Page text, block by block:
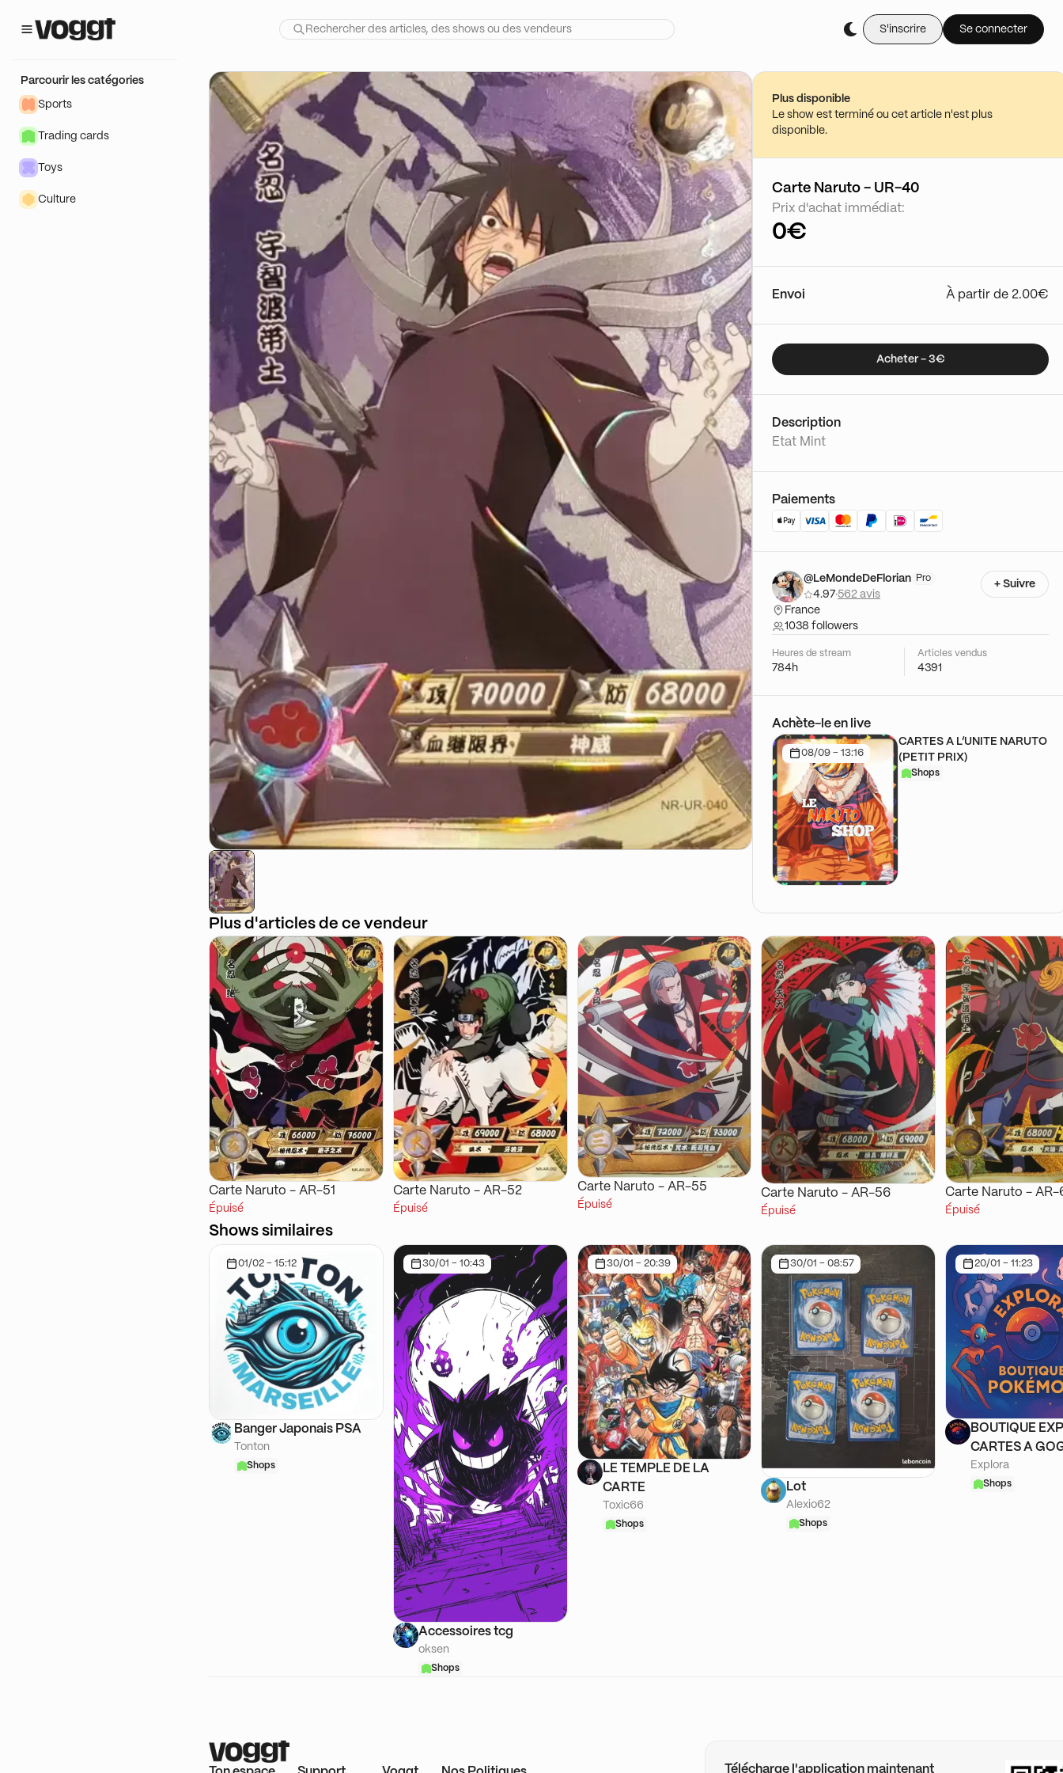
S'inscrire Se connecter
Parcourir les catégories
Sports
Trading cards
Toys
Culture
Achète-le en
08/09 - 13:16
Plus disponible
Le show est terminé ou cet article n'est plus
disponible.
Carte Naruto - UR-40
Prix d'achat immédiat:
0€
Envoi À partir de 2.00€
Acheter - 3€
Description
Etat Mint
Paiements
@LeMondeDeFlorian Pro
4.97·562 avis
France
1038 followers
+ Suivre
Heures de stream
784h
Articles vendus
4391
Achète-le en live
08/09 - 13:16
CARTES A L’UNITE NARUTO
(PETIT PRIX)
Shops
Plus d'articles de ce vendeur
Carte Naruto - AR-51
Épuisé
Carte Naruto - AR-52
Épuisé
Carte Naruto - AR-55
Épuisé
Carte Naruto - AR-56
Épuisé
Carte Naruto - AR-
Épuisé
Shows similaires
01/02 - 15:12
Banger Japonais PSA
Tonton
Shops
30/01 - 10:43
Accessoires tcg
oksen
Shops
30/01 - 20:39
LE TEMPLE DE LA
CARTE
Toxic66
Shops
30/01 - 08:57
Lot
Alexio62
Shops
20/01 - 11:23
BOUTIQUE
CARTES A
Explora
Shops
Télécharge l'application maintenant